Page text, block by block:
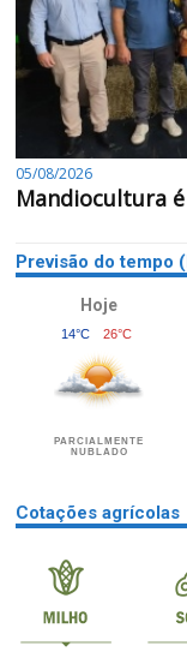
05/08/2026
Mandiocultura
Previsão do tempo
Hoje
14°C 26°C
PARCIALMENTE
NUBLADO
Cotações agrícolas